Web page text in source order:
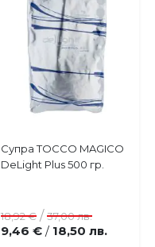
Добави
в
Купи
Супра TOCCO MAGICO
DeLight Plus 500 гр.
9,46 € / 18,50 лв.
18,92 € /37,00 лв.